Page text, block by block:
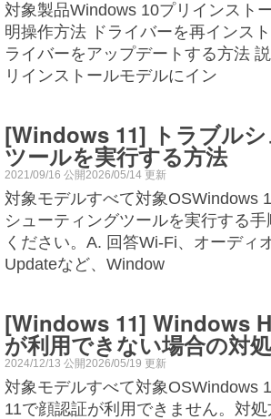
対象製品Windows 10プリインスト
明操作方法 ドライバーを再インス
ライバーをアップデートする方法
リインストールモデルにイン
[Windows 11] トラブル
ツールを実行する方法
2021/09/16 公開2026/05/14 更新
対象モデルすべて対象OSWindows
シューティングツールを実行する
ください。A. 回答Wi-Fi、オーディ
Updateなど、Window
[Windows 11] Windows
が利用できない場合の対
2024/12/13 公開2026/05/19 更新
対象モデルすべて対象OSWindows
11で顔認証が利用できません。対